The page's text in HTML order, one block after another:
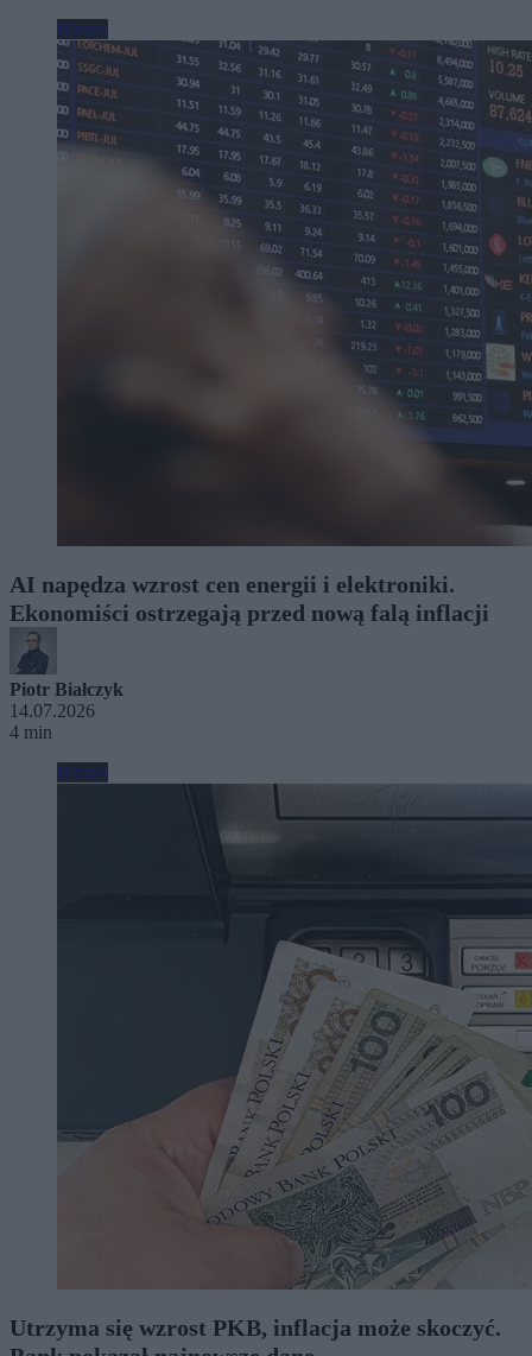
Biznes
AI napędza wzrost cen energii i elektroniki.
Ekonomiści ostrzegają przed nową falą inflacji
Piotr Białczyk
14.07.2026
4 min
Biznes
Utrzyma się wzrost PKB, inflacja może skoczyć.